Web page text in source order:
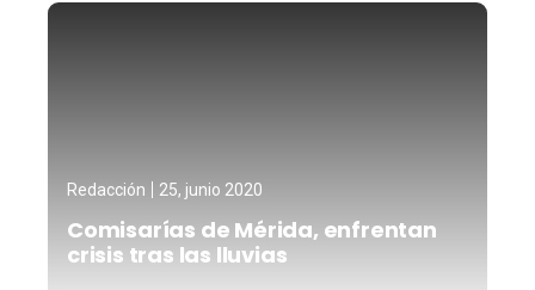
Redacción 25, junio 2020
Comisarías de Mérida, enfrentan
crisis tras las lluvias